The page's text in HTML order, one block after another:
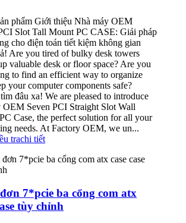
phẩm Giới thiệu Nhà máy OEM
Slot Tall Mount PC CASE: Giải pháp
cho điện toán tiết kiệm không gian
Are you tired of bulky desk towers
valuable desk or floor space? Are you
to find an efficient way to organize
your computer components safe?
đâu xa! We are pleased to introduce
OEM Seven PCI Straight Slot Wall
Case, the perfect solution for all your
needs. At Factory OEM, we un...
trachi tiết
7*pcie ba cổng com atx
tùy chỉnh